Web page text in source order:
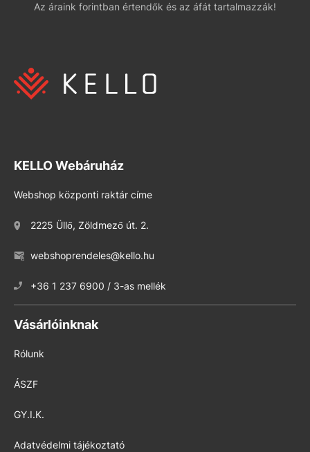
Az áraink forintban értendők és az áfát tartalmazzák!
KELLO Webáruház
Webshop központi raktár címe
2225 Üllő, Zöldmező út. 2.
webshoprendeles@kello.hu
+36 1 237 6900 / 3-as mellék
Vásárlóinknak
Rólunk
ÁSZF
GY.I.K.
Adatvédelmi tájékoztató